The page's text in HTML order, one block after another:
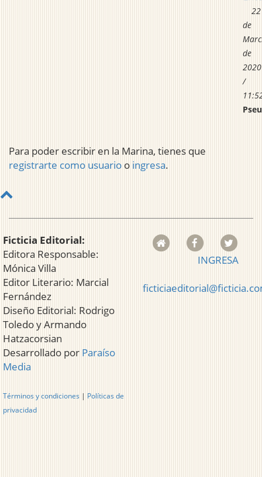
22
de
de
2020
/
Para poder escribir en la Marina, tienes que
registrarte como usuario o ingresa.
Ficticia Editorial:
Editora Responsable:
Mónica Villa
Editor Literario: Marcial
Fernández
Diseño Editorial: Rodrigo
Toledo y Armando
Hatzacorsian
Desarrollado por Paraíso
Media
Términos y condiciones | Políticas de
privacidad
INGRESA